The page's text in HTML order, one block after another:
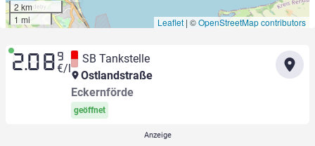
2 km
1 mi
Leaflet | ©OpenStreetMap contributors
2.08 9
€/l
SB Tankstelle
Ostlandstraße
Eckernförde
geöffnet